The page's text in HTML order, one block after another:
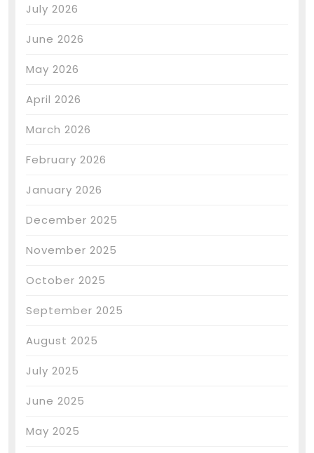
July 2026
June 2026
May 2026
April 2026
March 2026
February 2026
January 2026
December 2025
November 2025
October 2025
September 2025
August 2025
July 2025
June 2025
May 2025